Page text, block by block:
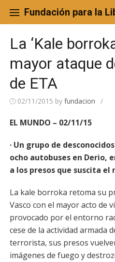
content
Fundación para la
La ‘Kale
mayor ataque
de ETA
02/11/2015 by fundacion /
EL MUNDO – 02/11/15
· Un grupo de
ocho autobuses en Derio,
a los presos que suscita el
La kale borroka retoma su
Vasco con el mayor acto de
provocado por el entorno
cese de la actividad armada
terrorista, sus presos
imágenes de fuego y